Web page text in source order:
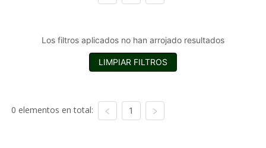
Los filtros aplicados no han arrojado resultados
LIMPIAR FILTROS
0 elementos en total: 1